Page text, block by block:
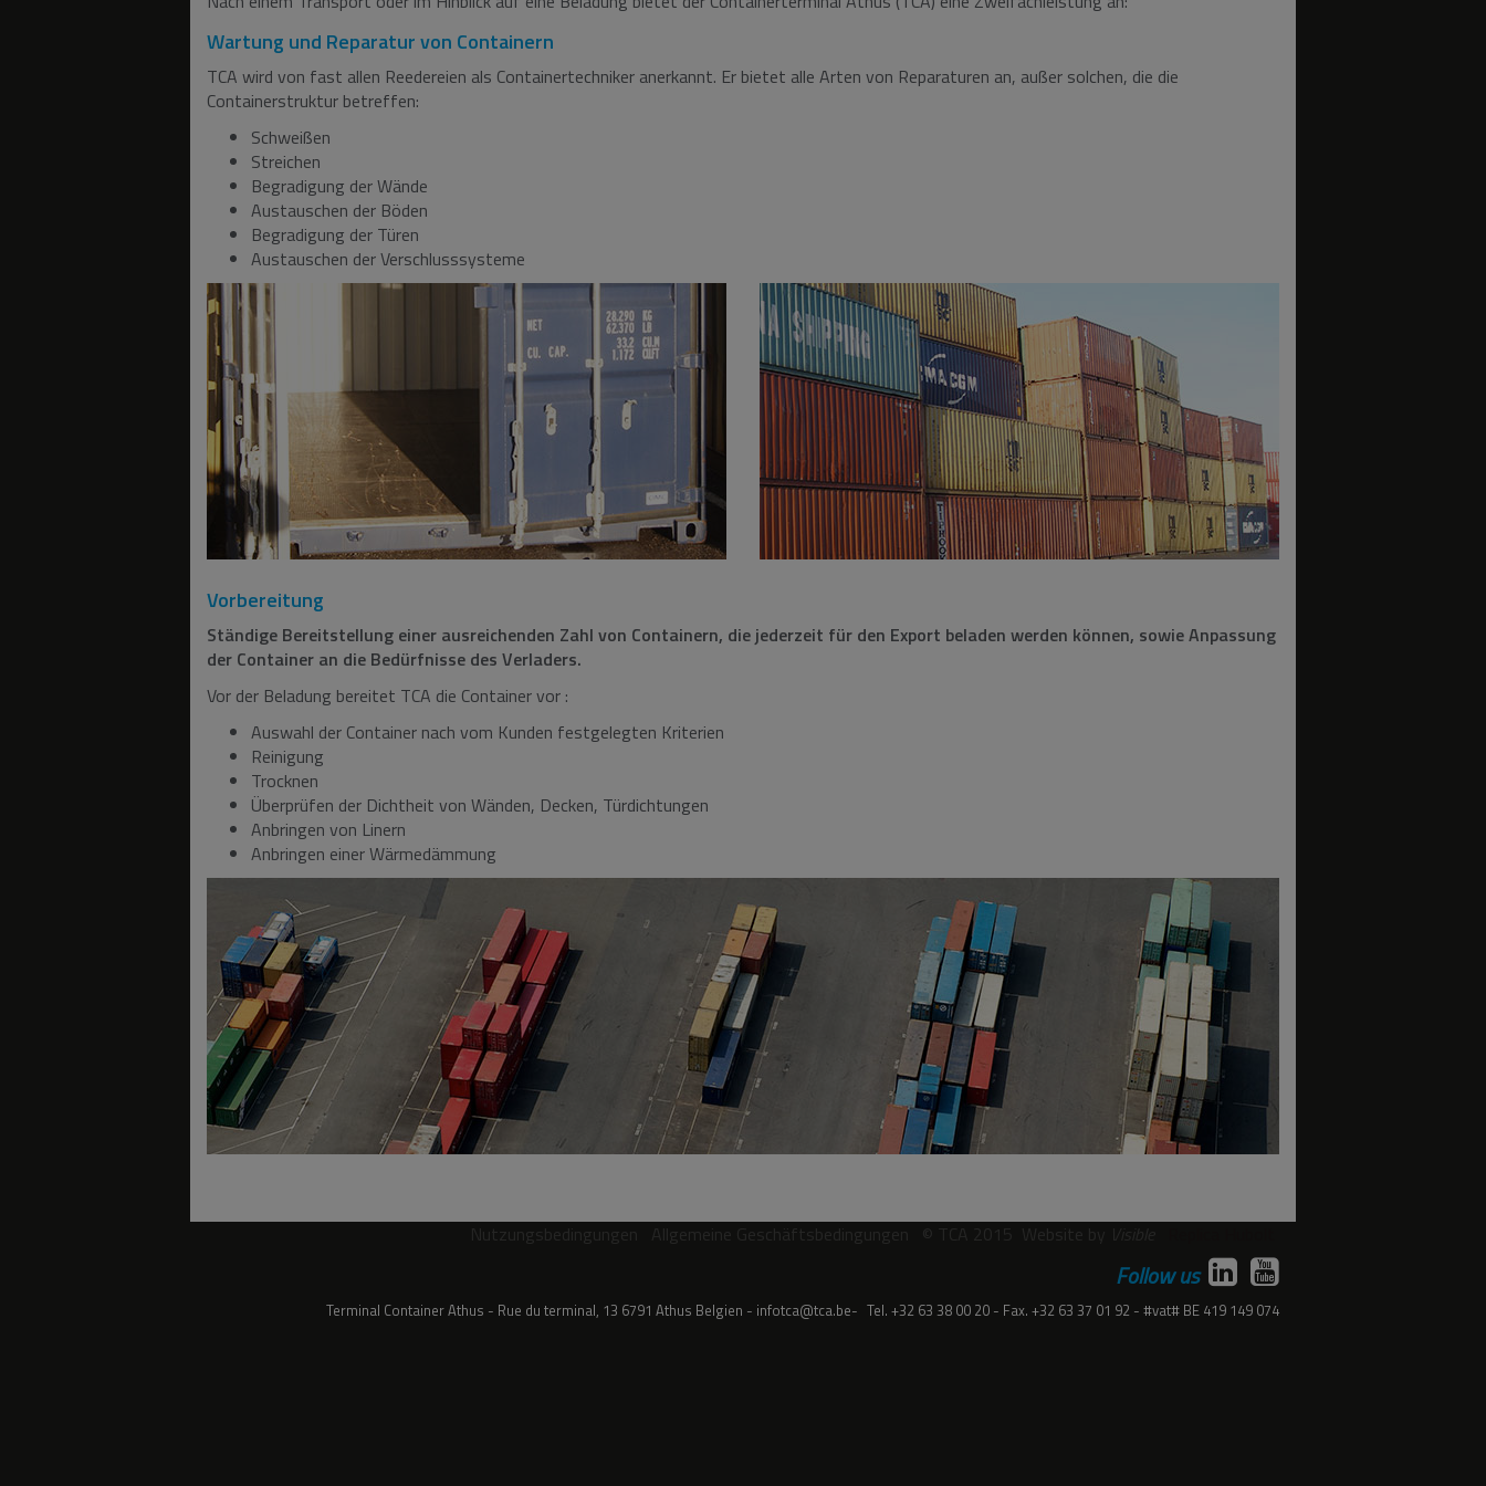
Wartung und Reparatur von Containern
TCA wird von fast allen Reedereien als Containertechniker anerkannt. Er bietet alle Arten von Reparaturen an, außer solchen, die die
Containerstruktur betreffen:
Schweißen
Streichen
Begradigung der Wände
Austauschen der Böden
Begradigung der Türen
Austauschen der Verschlusssysteme
Vorbereitung
Ständige Bereitstellung einer ausreichenden Zahl von Containern, die jederzeit für den Export beladen werden können, sowie Anpassung
der Container an die Bedürfnisse des Verladers.
Vor der Beladung bereitet TCA die Container vor :
Auswahl der Container nach vom Kunden festgelegten Kriterien
Reinigung
Trocknen
Überprüfen der Dichtheit von Wänden, Decken, Türdichtungen
Anbringen von Linern
Anbringen einer Wärmedämmung
Follow us
Terminal Container Athus Rue du terminal, 13 6791 Athus Belgien infotca@tca.be Tel. +32 63 38 00 20 Fax. +32 63 37 01 92 #vat# BE 419 149 074